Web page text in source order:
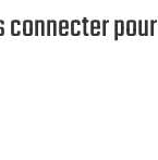
connecter